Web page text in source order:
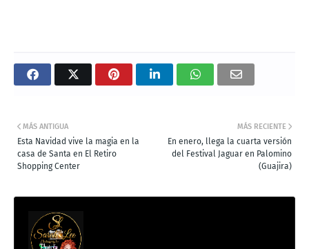
MÁS RECIENTE
En enero, llega la cuarta versión
del Festival Jaguar en Palomino
(Guajira)
MÁS ANTIGUA
Esta Navidad vive la magia en la
casa de Santa en El Retiro
Shopping Center